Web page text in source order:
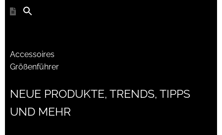
Accessoires
Größenführer
NEUE PRODUKTE, TRENDS, TIPPS
UND MEHR